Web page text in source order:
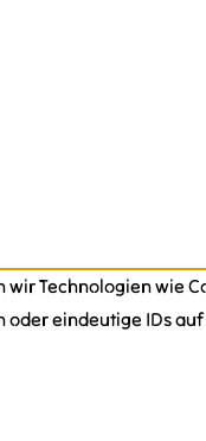
wir Technologien
eindeutige IDs